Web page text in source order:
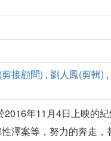
接顧問) , 劉人鳳(剪輯) ,
2016年11月4日上映的
澤案等，努力的奔走